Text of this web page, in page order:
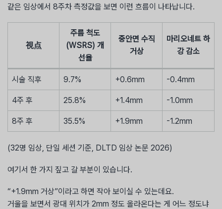
같은 임상에서 8주차 측정값을 보면 이런 흐름이 나타납니다.
視点
주름 척도
(WSRS) 개
선율
중안면 수직
거상
마리오네트 하
강 감소
시술 직후 9.7% +0.6mm -0.4mm
4주 후 25.8% +1.4mm -1.0mm
8주 후 35.5% +1.9mm -1.2mm
(32명 임상, 단일 세션 기준, DLTD 임상 논문 2026)
여기서 한 가지 짚고 갈 부분이 있습니다.
“+1.9mm 거상”이라고 하면 작아 보이실 수 있는데요.
거울을 보면서 광대 위치가 2mm 정도 올라온다는 게 어느 정도냐